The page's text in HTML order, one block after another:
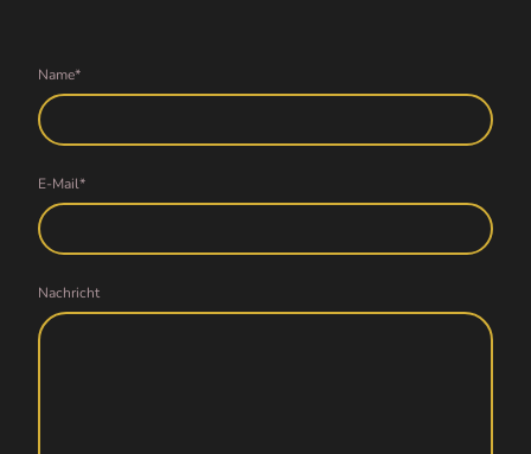
Name*
E-Mail*
Nachricht